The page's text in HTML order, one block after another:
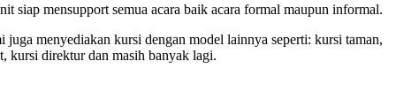
siap mensupport semua acara baik acara formal maupun informal.
menyediakan kursi dengan model lainnya seperti: kursi taman,
kursi direktur dan masih banyak lagi.